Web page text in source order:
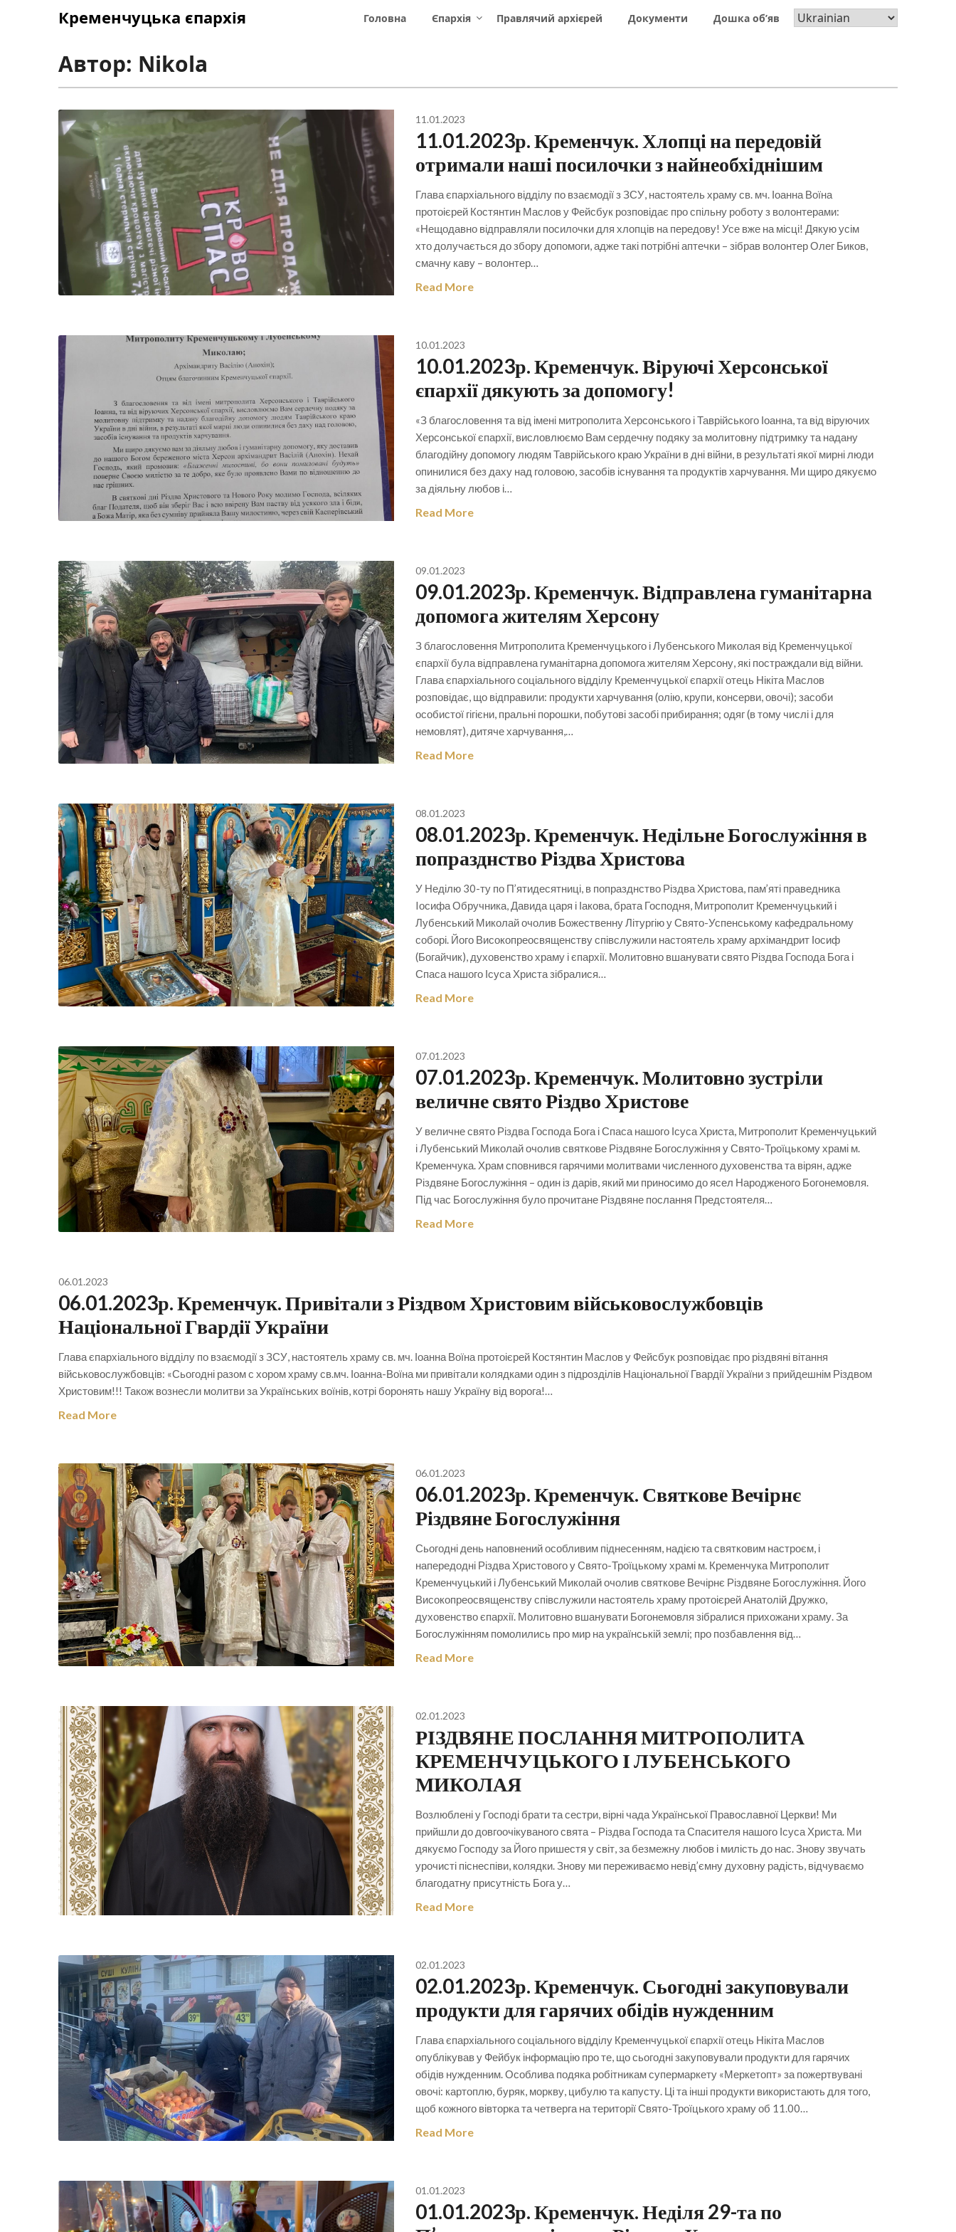
Кременчуцька єпархія Головна Єпархія Правлячий архієрей Документи Дошка об’яв
Автор: Nikola
11.01.2023
11.01.2023р. Кременчук. Хлопці на передовій
отримали наші посилочки з найнеобхіднішим
Глава єпархіального відділу по взаємодії з ЗСУ, настоятель храму св. мч. Іоанна Воїна
протоієрей Костянтин Маслов у Фейсбук розповідає про спільну роботу з волонтерами:
«Нещодавно відправляли посилочки для хлопців на передову! Усе вже на місці! Дякую усім
хто долучається до збору допомоги, адже такі потрібні аптечки – зібрав волонтер Олег Биков,
смачну каву – волонтер…
Read More
10.01.2023
10.01.2023р. Кременчук. Віруючі Херсонської
єпархії дякують за допомогу!
«З благословення та від імені митрополита Херсонського і Таврійського Іоанна, та від віруючих
Херсонської єпархії, висловлюємо Вам сердечну подяку за молитовну підтримку та надану
благодійну допомогу людям Таврійського краю України в дні війни, в результаті якої мирні люди
опинилися без даху над головою, засобів існування та продуктів харчування. Ми щиро дякуємо
за діяльну любов і…
Read More
09.01.2023
09.01.2023р. Кременчук. Відправлена гуманітарна
допомога жителям Херсону
З благословення Митрополита Кременчуцького і Лубенського Миколая від Кременчуцької
єпархії була відправлена гуманітарна допомога жителям Херсону, які постраждали від війни.
Глава єпархіального соціального відділу Кременчуцької єпархії отець Нікіта Маслов
розповідає, що відправили: продукти харчування (олію, крупи, консерви, овочі); засоби
особистої гігієни, пральні порошки, побутові засобі прибирання; одяг (в тому числі і для
немовлят), дитяче харчування,…
Read More
08.01.2023
08.01.2023р. Кременчук. Недільне Богослужіння в
попразднство Різдва Христова
У Неділю 30-ту по П’ятидесятниці, в попразднство Різдва Христова, пам’яті праведника
Iосифа Обручника, Давида царя і Іакова, брата Господня, Митрополит Кременчуцький і
Лубенський Миколай очолив Божественну Літургію у Свято-Успенському кафедральному
соборі. Його Високопреосвященству співслужили настоятель храму архімандрит Іосиф
(Богайчик), духовенство храму і єпархії. Молитовно вшанувати свято Різдва Господа Бога і
Спаса нашого Ісуса Христа зібралися…
Read More
07.01.2023
07.01.2023р. Кременчук. Молитовно зустріли
величне свято Різдво Христове
У величне свято Різдва Господа Бога і Спаса нашого Ісуса Христа, Митрополит Кременчуцький
і Лубенський Миколай очолив святкове Різдвяне Богослужіння у Свято-Троїцькому храмі м.
Кременчука. Храм сповнився гарячими молитвами численного духовенства та вірян, адже
Різдвяне Богослужіння – один із дарів, який ми приносимо до ясел Народженого Богонемовля.
Під час Богослужіння було прочитане Різдвяне послання Предстоятеля…
Read More
06.01.2023
06.01.2023р. Кременчук. Привітали з Різдвом Христовим військовослужбовців
Національної Гвардії України
Глава єпархіального відділу по взаємодії з ЗСУ, настоятель храму св. мч. Іоанна Воїна протоієрей Костянтин Маслов у Фейсбук розповідає про різдвяні вітання
військовослужбовців: «Сьогодні разом с хором храму св.мч. Іоанна-Воїна ми привітали колядками один з підрозділів Національної Гвардії України з прийдешнім Різдвом
Христовим!!! Також вознесли молитви за Українських воїнів, котрі боронять нашу Україну від ворога!…
Read More
06.01.2023
06.01.2023р. Кременчук. Святкове Вечірнє
Різдвяне Богослужіння
Сьогодні день наповнений особливим піднесенням, надією та святковим настроєм, і
напередодні Різдва Христового у Свято-Троїцькому храмі м. Кременчука Митрополит
Кременчуцький і Лубенський Миколай очолив святкове Вечірнє Різдвяне Богослужіння. Його
Високопреосвященству співслужили настоятель храму протоієрей Анатолій Дружко,
духовенство єпархії. Молитовно вшанувати Богонемовля зібралися прихожани храму. За
Богослужінням помолились про мир на українській землі; про позбавлення від…
Read More
02.01.2023
РІЗДВЯНЕ ПОСЛАННЯ МИТРОПОЛИТА
КРЕМЕНЧУЦЬКОГО І ЛУБЕНСЬКОГО
МИКОЛАЯ
Возлюблені у Господі брати та сестри, вірні чада Української Православної Церкви! Ми
прийшли до довгоочікуваного свята – Різдва Господа та Спасителя нашого Ісуса Христа. Ми
дякуємо Господу за Його пришестя у світ, за безмежну любов і милість до нас. Знову звучать
урочисті піснеспіви, колядки. Знову ми переживаємо невід’ємну духовну радість, відчуваємо
благодатну присутність Бога у…
Read More
02.01.2023
02.01.2023р. Кременчук. Сьогодні закуповували
продукти для гарячих обідів нужденним
Глава єпархіального соціального відділу Кременчуцької єпархії отець Нікіта Маслов
опублікував у Фейбук інформацію про те, що сьогодні закуповували продукти для гарячих
обідів нужденним. Особлива подяка робітникам супермаркету «Меркетопт» за пожертвувані
овочі: картоплю, буряк, моркву, цибулю та капусту. Ці та інші продукти використають для того,
щоб кожного вівторка та четверга на території Свято-Троїцького храму об 11.00…
Read More
01.01.2023
01.01.2023р. Кременчук. Неділя 29-та по